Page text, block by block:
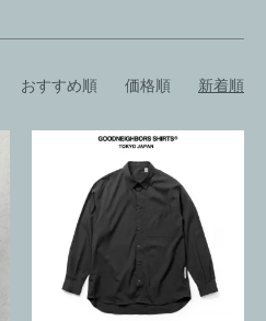
おすすめ順 価格順 新着順